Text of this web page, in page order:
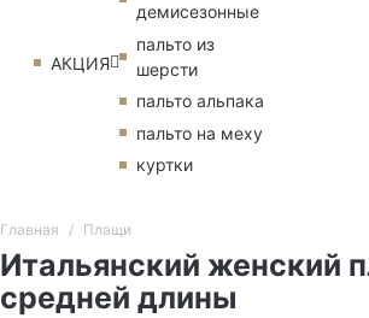
АКЦИЯ
демисезонные
пальто из
шерсти
пальто альпака
пальто на меху
куртки
Главная Плащи
Итальянский женский
средней длины